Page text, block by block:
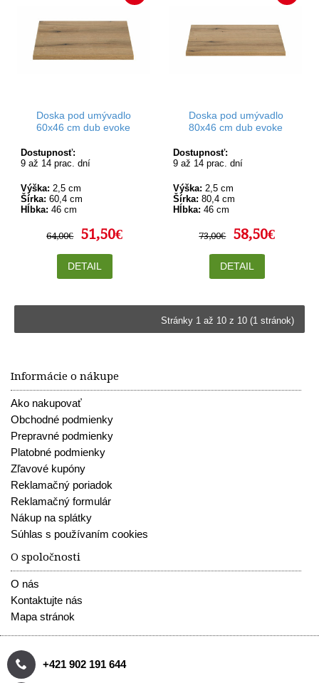
Doska pod umývadlo
60x46 cm dub evoke
Dostupnosť:
9 až 14 prac. dní
Výška: 2,5 cm
Šírka: 60,4 cm
Hĺbka: 46 cm
64,00€ 51,50€
DETAIL
Doska pod umývadlo
80x46 cm dub evoke
Dostupnosť:
9 až 14 prac. dní
Výška: 2,5 cm
Šírka: 80,4 cm
Hĺbka: 46 cm
73,00€ 58,50€
DETAIL
Stránky 1 až 10 z 10 (1 stránok)
Informácie o nákupe
Ako nakupovať
Obchodné podmienky
Prepravné podmienky
Platobné podmienky
Zľavové kupóny
Reklamačný poriadok
Reklamačný formulár
Nákup na splátky
Súhlas s používaním cookies
O spoločnosti
O nás
Kontaktujte nás
Mapa stránok
+421 902 191 644